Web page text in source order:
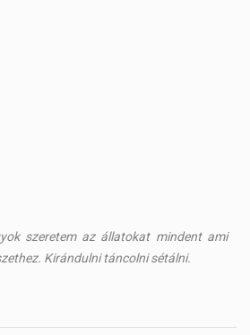
szeretem az állatokat mindent ami
Kirándulni táncolni sétálni.